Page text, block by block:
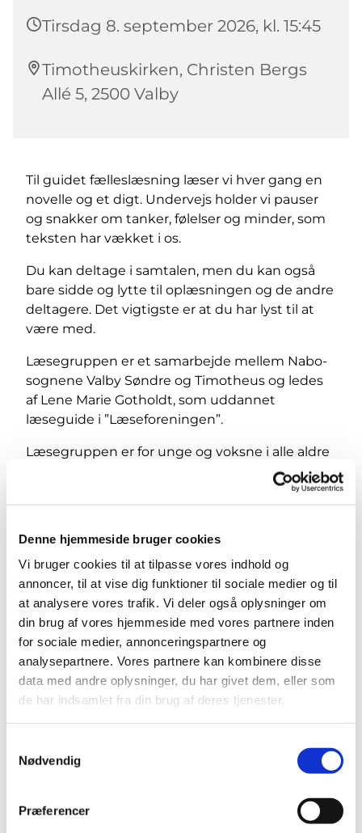
Denne hjemmeside bruger cookies
Vi bruger cookies til at tilpasse vores indhold og
annoncer, til at vise dig funktioner til sociale medier og til
at analysere vores trafik. Vi deler også oplysninger om
din brug af vores hjemmeside med vores partnere inden
for sociale medier, annonceringspartnere og
analysepartnere. Vores partnere kan kombinere disse
data med andre oplysninger, du har givet dem, eller som
de har indsamlet fra din brug af deres tjenester.
Nødvendig
Præferencer
Tirsdag 8. september 2026, kl. 15:45
Timotheuskirken, Christen Bergs
Allé 5, 2500 Valby
Til guidet fælleslæsning læser vi hver gang en
novelle og et digt. Undervejs holder vi pauser
og snakker om tanker, følelser og minder, som
teksten har vækket i os.
Du kan deltage i samtalen, men du kan også
bare sidde og lytte til oplæsningen og de andre
deltagere. Det vigtigste er at du har lyst til at
være med.
Læsegruppen er et samarbejde mellem Nabo-
sognene Valby Søndre og Timotheus og ledes
af Lene Marie Gotholdt, som uddannet
læseguide i ”Læseforeningen”.
Læsegruppen er for unge og voksne i alle aldre